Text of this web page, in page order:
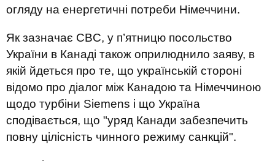
огляду на енергетичні потреби Німеччини.
Як зазначає CBC, у п’ятницю посольство
України в Канаді також оприлюднило заяву, в
якій йдеться про те, що українській стороні
відомо про діалог між Канадою та Німеччиною
щодо турбіни Siemens і що Україна
сподівається, що "уряд Канади забезпечить
повну цілісність чинного режиму санкцій".